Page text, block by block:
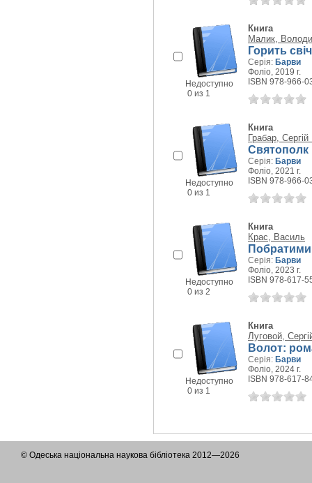
Недоступно
0 из 1
Книга
Малик,
Горить
Серія: Барви
Фоліо, 2019 г.
ISBN 978-966-
Недоступно
0 из 1
Книга
Грабар,
Святополк
Серія: Барви
Фоліо, 2021 г.
ISBN 978-966-
Недоступно
0 из 2
Книга
Крас, Василь
Серія: Барви
Фоліо, 2023 г.
ISBN 978-617-
Недоступно
0 из 1
Книга
Луговой,
Волот:
Серія: Барви
Фоліо, 2024 г.
ISBN 978-617-
© Одеська національна наукова бібліотека 2012—2026